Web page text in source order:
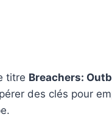
titre Breachers:
des clés pour